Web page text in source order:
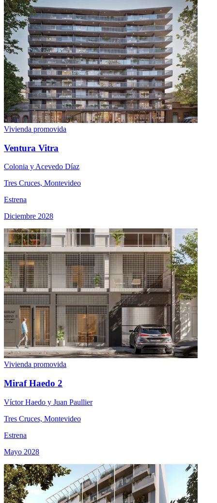
Vivienda promovida
Ventura Vitra
Colonia y Acevedo Díaz
Tres Cruces, Montevideo
Estrena
Diciembre 2028
Vivienda promovida
Miraf Haedo 2
Víctor Haedo y Juan Paullier
Tres Cruces, Montevideo
Estrena
Mayo 2028